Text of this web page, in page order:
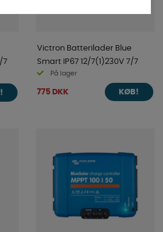
7
Victron Batterilader Blue
Smart IP67 12/7(1)230V 7/7
På lager
775 DKK KØB!